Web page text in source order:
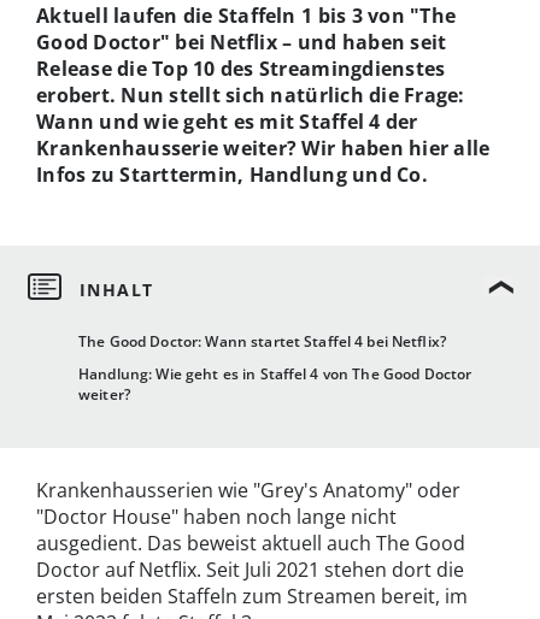
The Good Doctor: Wann startet Staffel 4 bei Netflix?
Handlung: Wie geht es in Staffel 4 von The Good Doctor
weiter?
Aktuell laufen die Staffeln 1 bis 3 von "The
Good Doctor" bei Netflix – und haben seit
Release die Top 10 des Streamingdienstes
erobert. Nun stellt sich natürlich die Frage:
Wann und wie geht es mit Staffel 4 der
Krankenhausserie weiter? Wir haben hier alle
Infos zu Starttermin, Handlung und Co.
Krankenhausserien wie "Grey's Anatomy" oder
"Doctor House" haben noch lange nicht
ausgedient. Das beweist aktuell auch The Good
Doctor auf Netflix. Seit Juli 2021 stehen dort die
ersten beiden Staffeln zum Streamen bereit, im